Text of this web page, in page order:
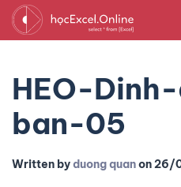
HEO-
ban-05
Written byduong quanon26/